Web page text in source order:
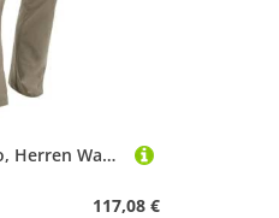
Maier Sports Tajo, Herren Wanderhose, Wasserabweisende Outdoorhose für Trekking und Hiking, Praktische T-Zipp-off-Funktion, PFC-frei, mSTRETCH pro 4 & Dryprotec, Braun, 32 (W51/L32)
117,08 €